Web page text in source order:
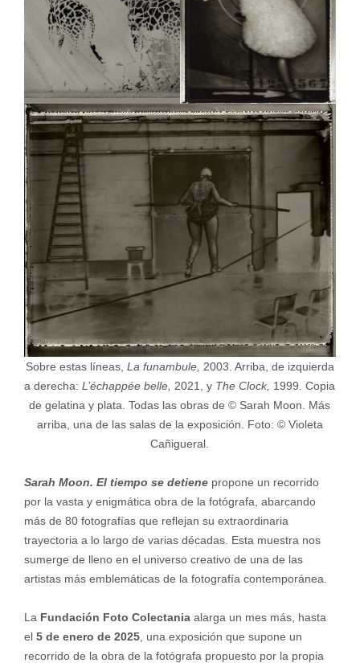
Sobre estas líneas, La funambule, 2003. Arriba, de izquierda
a derecha:L’échappée belle, 2021, y The Clock, 1999. Copia
de gelatina y plata. Todas las obras de © Sarah Moon. Más
arriba, una de las salas de la exposición. Foto: © Violeta
Cañigueral.
Sarah Moon. El tiempo se detiene propone un recorrido
por la vasta y enigmática obra de la fotógrafa, abarcando
más de 80 fotografías que reflejan su extraordinaria
trayectoria a lo largo de varias décadas. Esta muestra nos
sumerge de lleno en el universo creativo de una de las
artistas más emblemáticas de la fotografía contemporánea.
La Fundación Foto Colectaniaalarga un mes más, hasta
el 5 de enero de 2025, una exposición que supone un
recorrido de la obra de la fotógrafa propuesto por la propia